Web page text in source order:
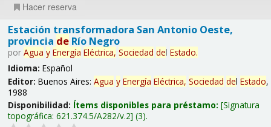
Hacer reserva
Estación transformadora San Antonio Oeste,
provincia deRío Negro
por Agua y Energía Eléctrica, Sociedad del Estado.
Idioma: Español
Editor: Buenos Aires: Agua y Energía Eléctrica, Sociedad del Estado,
1988
Disponibilidad: Ítems disponibles para préstamo: Signatura
topográfica: 621.374.5/A282/v.2 (3).